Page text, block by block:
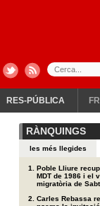
RES-PÚBLICA
RÀNQUINGS
les més llegides
Poble Lliure
MDT de 1986 i el
migratòria de
Carles Rebassa